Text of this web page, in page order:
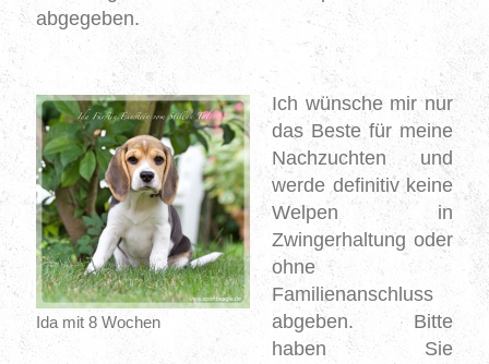
abgegeben.
Ida mit 8 Wochen
Ich wünsche mir nur
das Beste für meine
Nachzuchten und
werde definitiv keine
Welpen in
Zwingerhaltung oder
ohne
Familienanschluss
abgeben. Bitte
haben Sie